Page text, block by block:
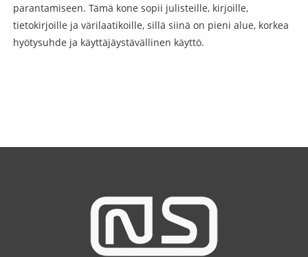
parantamiseen. Tämä kone sopii julisteille, kirjoille,
tietokirjoille ja värilaatikoille, sillä siinä on pieni alue, korkea
hyötysuhde ja käyttäjäystävällinen käyttö.